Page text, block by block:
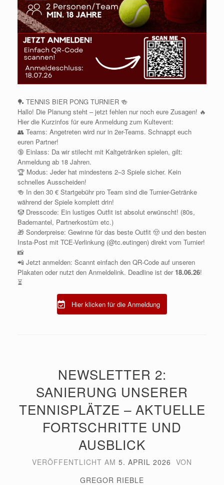
🏓 TENNIS BIER PONG TURNIER 🍻
Hallo! Die Planung steht – jetzt fehlen nur noch eure Zusagen! 🔥
Hier die Kurzinfos für eure Anmeldung zum Kultevent:
👥 Teams: Angetreten wird nur in 2er-Teams. Schnappt euch
euren Partner!
🔞 Einlass: Da wir stilecht mit Kaltgetränken spielen, gilt:
Anmeldung ab 18 Jahren.
🏆 Modus: Jeder hat mindestens 2–3 Spiele sicher. Kein
schnelles Ausscheiden!
🍻 In den 30 € Startgebühr pro Team sind die Turnier-Getränke
während der Spiele komplett drin!
🤡 Dresscode: Ein lustiges Outfit ist absolut erwünscht! (80s,
Bademantel, Partnerkostüm etc.)
🎁 Sonderpreise: Gewinne für das beste Outfit 🤠 und den besten
Insta-Post mit TCE-Verlinkung (⁠@tc.eutingen⁠) direkt vom Turnier!
📸
📲 Jetzt anmelden: Scannt einfach den QR-Code auf unseren
Plakaten oder nutzt den Anmeldelink. Deadline ist der 18.06.26!
⏳
Hier klicken für die Anmeldung
NEWSLETTER 2:
SANIERUNG UNSERER
TENNISPLÄTZE – AKTUELLE
FORTSCHRITTE UND
AUSBLICK
VERÖFFENTLICHT AM 5. APRIL 2026 VON
GREGOR RIEBLE